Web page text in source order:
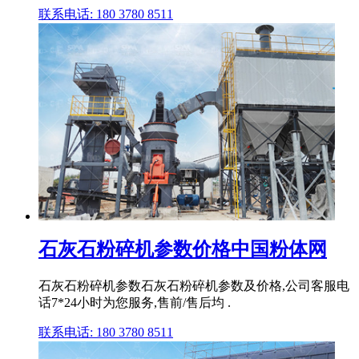
联系电话: 180 3780 8511
石灰石粉碎机参数价格中国粉体网
石灰石粉碎机参数石灰石粉碎机参数及价格,公司客服电
话7*24小时为您服务,售前/售后均 .
联系电话: 180 3780 8511